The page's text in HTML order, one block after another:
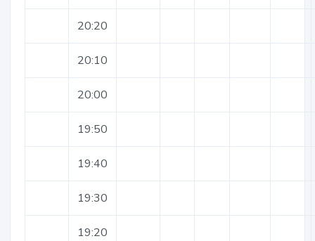
20:20
20:10
20:00
19:50
19:40
19:30
19:20